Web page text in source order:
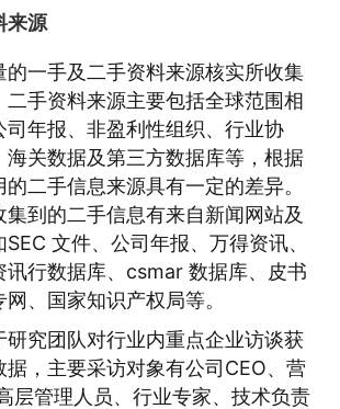
来源
的一手及二手资料来源核实所收集
二手资料来源主要包括全球范围相
司年报、非盈利性组织、行业协
海关数据及第三方数据库等，根据
二手信息来源具有一定的差异。
到的二手信息有来自新闻网站及
文件、公司年报、万得资讯、
讯行数据库、csmar 数据库、皮书
、国家知识产权局等。
研究团队对行业内重点企业访谈获
据，主要采访对象有公司CEO、营
层管理人员、行业专家、技术负责